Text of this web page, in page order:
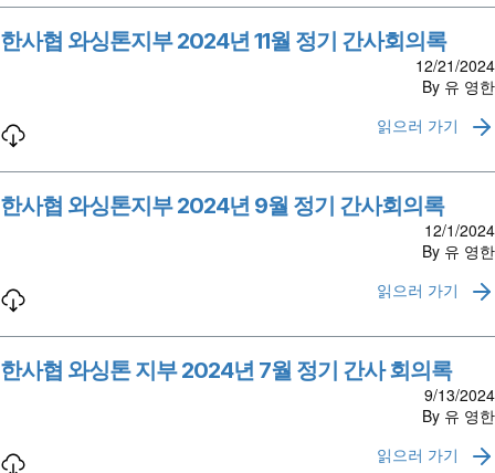
한사협 와싱톤지부 2024년 11월 정기 간사회의록
12/21/2024
By 유 영한
읽으러 가기
한사협 와싱톤지부 2024년 9월 정기 간사회의록
12/1/2024
By 유 영한
읽으러 가기
한사협 와싱톤 지부 2024년 7월 정기 간사 회의록
9/13/2024
By 유 영한
읽으러 가기